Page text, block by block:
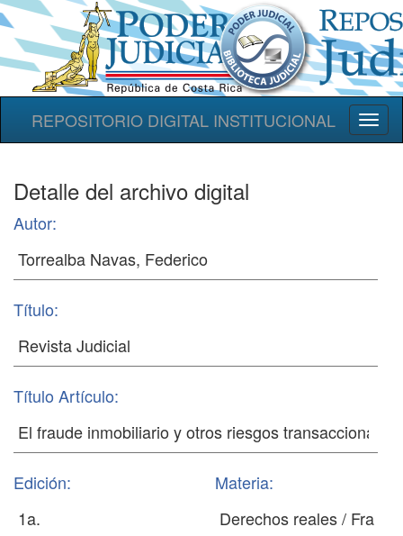
REPOSITORIO DIGITAL INSTITUCIONAL
Detalle del archivo digital
Autor:
Título:
Título Artículo:
Edición: Materia: